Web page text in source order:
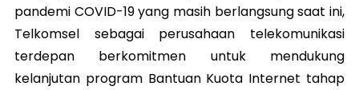
pandemi COVID-19 yang masih berlangsung saat ini,
Telkomsel sebagai perusahaan telekomunikasi
terdepan berkomitmen untuk mendukung
kelanjutan program Bantuan Kuota Internet tahap